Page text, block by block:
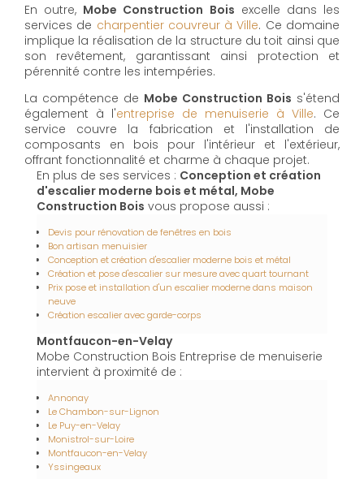
En outre, Mobe Construction Bois excelle dans les
services de charpentier couvreur à Ville. Ce domaine
implique la réalisation de la structure du toit ainsi que
son revêtement, garantissant ainsi protection et
pérennité contre les intempéries.
La compétence de Mobe Construction Bois s'étend
également à l'entreprise de menuiserie à Ville. Ce
service couvre la fabrication et l'installation de
composants en bois pour l'intérieur et l'extérieur,
offrant fonctionnalité et charme à chaque projet.
En plus de ses services : Conception et création
d'escalier moderne bois et métal, Mobe
Construction Bois vous propose aussi :
Devis pour rénovation de fenêtres en bois
Bon artisan menuisier
Conception et création d'escalier moderne bois et métal
Création et pose d'escalier sur mesure avec quart tournant
Prix pose et installation d'un escalier moderne dans maison
neuve
Création escalier avec garde-corps
Montfaucon-en-Velay
Mobe Construction Bois Entreprise de menuiserie
intervient à proximité de :
Annonay
Le Chambon-sur-Lignon
Le Puy-en-Velay
Monistrol-sur-Loire
Montfaucon-en-Velay
Yssingeaux